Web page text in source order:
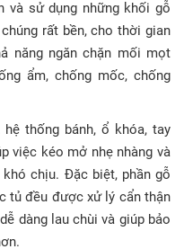
và sử dụng những khối gỗ
rất bền, cho thời gian
năng ngăn chặn mối mọt
ẩm, chống mốc, chống
thống bánh, ổ khóa, tay
việc kéo mở nhẹ nhàng và
chịu. Đặc biệt, phần gỗ
tủ đều được xử lý cẩn thận
dàng lau chùi và giúp bảo